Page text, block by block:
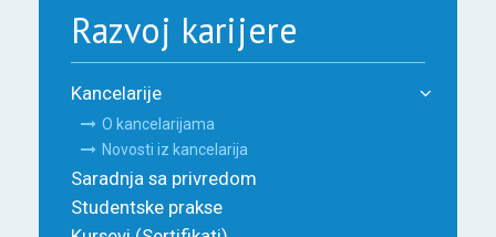
Razvoj karijere
Kancelarije
O kancelarijama
Novosti iz kancelarija
Saradnja sa privredom
Studentske prakse